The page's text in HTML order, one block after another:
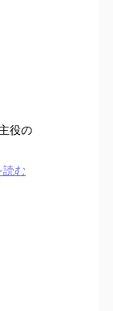
役の
読む